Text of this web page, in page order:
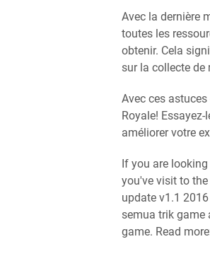
Avec la dernière
toutes les
obtenir. Cela
sur la collecte de
Avec ces
Royale!
améliorer votre
If you are
you've visit to
update v1.1
semua trik game
game. Read